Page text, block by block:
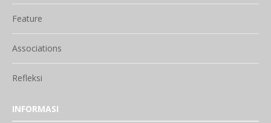
Feature
Associations
Refleksi
INFORMASI